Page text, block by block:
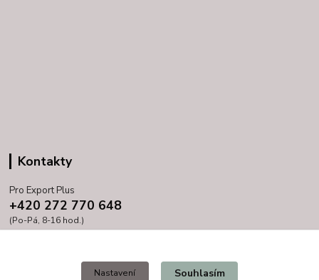
Kontakty
Pro Export Plus
+420 272 770 648
(Po-Pá, 8-16 hod.)
Nastavení Souhlasím